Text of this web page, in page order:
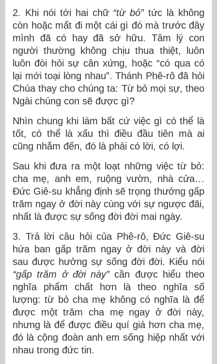
2. Khi nói tới hai chữ “từ bỏ”tức là không
còn hoặc mất đi một cái gì đó mà trước đây
mình đã có hay đã sở hữu. Tâm lý con
người thường không chịu thua thiệt, luôn
luôn đòi hỏi sự cân xứng, hoặc “có qua có
lại mới toại lòng nhau”. Thánh Phê-rô đã hỏi
Chúa thay cho chúng ta: Từ bỏ mọi sự, theo
Ngài chúng con sẽ được gì?
Nhìn chung khi làm bất cứ việc gì có thể là
tốt, có thể là xấu thì điều đầu tiên mà ai
cũng nhắm đến, đó là phải có lời, có lợi.
Sau khi đưa ra một loạt những việc từ bỏ:
cha mẹ, anh em, ruộng vườn, nhà cửa…
Đức Giê-su khẳng định sẽ trọng thưởng gấp
trăm ngay ở đời này cùng với sự ngược đãi,
nhất là được sự sống đời đời mai ngày.
3. Trả lời câu hỏi của Phê-rô, Đức Giê-su
hứa ban gấp trăm ngay ở đời này và đời
sau được hưởng sự sống đời đời. Kiểu nói
“gấp trăm ở đời này”cần được hiểu theo
nghĩa phẩm chất hơn là theo nghĩa số
lượng: từ bỏ cha mẹ không có nghĩa là để
được một trăm cha mẹ ngay ở đời này,
nhưng là để được điều quí giá hơn cha mẹ,
đó là cộng đoàn anh em sống hiệp nhất với
nhau trong đức tin.